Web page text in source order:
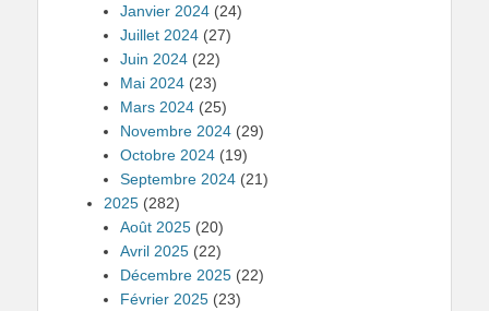
Janvier 2024 (24)
Juillet 2024 (27)
Juin 2024 (22)
Mai 2024 (23)
Mars 2024 (25)
Novembre 2024 (29)
Octobre 2024 (19)
Septembre 2024 (21)
2025 (282)
Août 2025 (20)
Avril 2025 (22)
Décembre 2025 (22)
Février 2025 (23)